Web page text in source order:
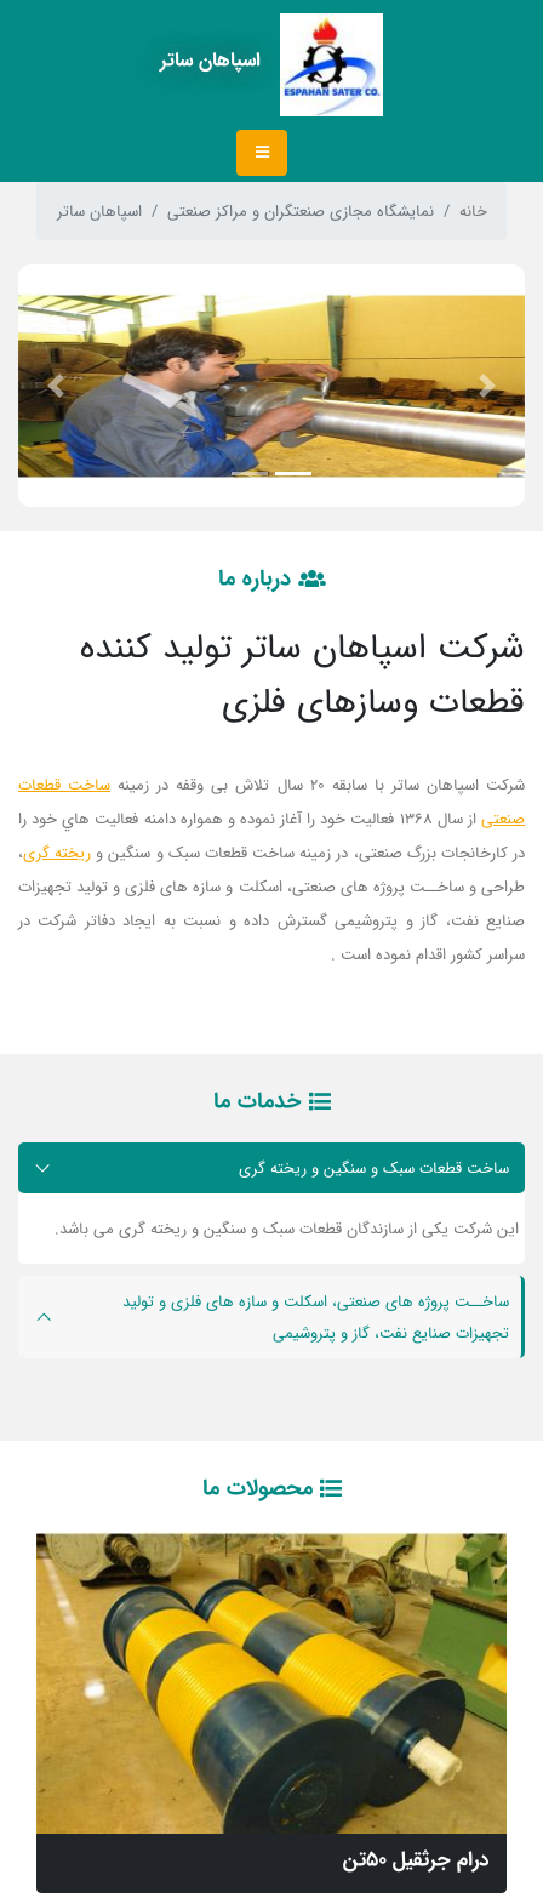
اسپاهان ساتر
خانه نمایشگاه مجازی صنعتگران و مراکز صنعتی اسپاهان ساتر
Previous
Next
درباره ما
شرکت اسپاهان ساتر تولید کننده
قطعات وسازهای فلزی
شرکت اسپاهان ساتر با سابقه 20 سال تلاش بی وقفه در زمينه
ساخت قطعات
صنعتی
از سال 1368 فعاليت خود را آغاز نموده و همواره دامنه فعاليت هاي خود را
در کارخانجات بزرگ صنعتی، در زمينه ساخت قطعات سبک و سنگين و ريخته گری،
طراحی و ساخــت پروژه های صنعتی، اسکلت و سازه های فلزی و توليد تجهيزات
صنايع نفت، گاز و پتروشيمی گسترش داده و نسبت به ايجاد دفاتر شرکت در
سراسر کشور اقدام نموده است .
خدمات ما
ساخت قطعات سبک و سنگين و ريخته گری
این شرکت یکی از سازندگان قطعات سبک و سنگين و ريخته گری می باشد.
ساخــت پروژه های صنعتی، اسکلت و سازه های فلزی و توليد
تجهيزات صنايع نفت، گاز و پتروشيمی
محصولات ما
درام جرثقیل 50تن